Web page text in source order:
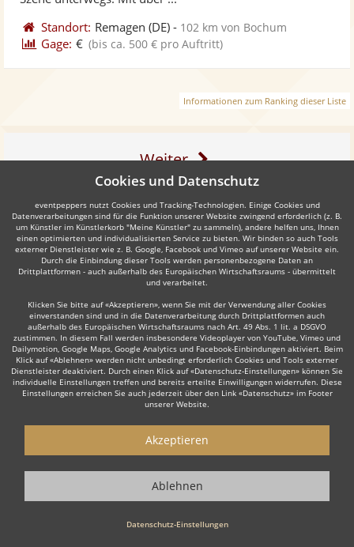
Standort: Remagen (DE) - 102 km von Bochum
Gage: € (bis ca. 500 € pro Auftritt)
Informationen zum Ranking dieser Liste
Weiter
Auch interessant:
Latin DJane Hochzeits DJ Rock Partystripper
Wie funktioniert's?
1. Kostenlos anfragen
Starten Sie mit dem Button 'Kostenlos anfragen' eine Anfrage an die für
Sie interessanten DJs - also z. B. bestimmte DJs. Diesen Button finden
Sie auf den jeweiligen Künstler-Profil-Seiten der Discjockeys.
2. Angebote erhalten & Details besprechen
Cookies und Datenschutz
eventpeppers nutzt Cookies und Tracking-Technologien. Einige Cookies und
Datenverarbeitungen sind für die Funktion unserer Website zwingend erforderlich (z. B.
um Künstler im Künstlerkorb "Meine Künstler" zu sammeln), andere helfen uns, Ihnen
einen optimierten und individualisierten Service zu bieten. Wir binden so auch Tools
externer Dienstleister wie z. B. Google, Facebook und Vimeo auf unserer Website ein.
Durch die Einbindung dieser Tools werden personenbezogene Daten an
Drittplattformen - auch außerhalb des Europäischen Wirtschaftsraums - übermittelt
und verarbeitet.
Klicken Sie bitte auf «Akzeptieren», wenn Sie mit der Verwendung aller Cookies
einverstanden sind und in die Datenverarbeitung durch Drittplattformen auch
außerhalb des Europäischen Wirtschaftsraums nach Art. 49 Abs. 1 lit. a DSGVO
zustimmen. In diesem Fall werden insbesondere Videoplayer von YouTube, Vimeo und
Dailymotion, Google Maps, Google Analytics und Facebook-Einbindungen aktiviert. Beim
Klick auf «Ablehnen» werden nicht unbedingt erforderlich Cookies und Tools externer
Dienstleister deaktiviert. Durch einen Klick auf «Datenschutz-Einstellungen» können Sie
individuelle Einstellungen treffen und bereits erteilte Einwilligungen widerrufen. Diese
Einstellungen erreichen Sie auch jederzeit über den Link «Datenschutz» im Footer
unserer Website.
Datenschutz-Einstellungen
Akzeptieren
Ablehnen